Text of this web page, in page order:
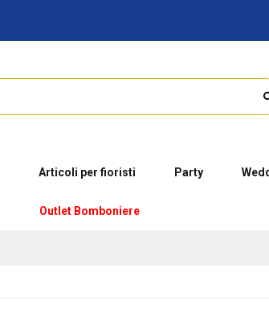
Articoli per fioristi Party
Outlet Bomboniere